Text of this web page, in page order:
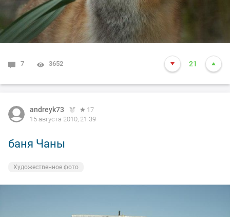
7 3652 21
andreyk73
17
15 августа 2010, 21:39
баня Чаны
Художественное фото